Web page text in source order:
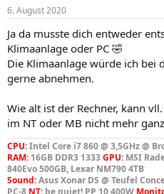
6. August 2020
Ja da musste dich entweder
Klimaanlage oder PC 🤣
Die Klimaanlage würde ich bei
gerne abnehmen.
Wie alt ist der Rechner, kann
im NT oder MB nicht mehr
CPU:Intel Core i7 860 @ 3,5GHz @
RAM: 16GB DDR3 1333GPU: MSI
840Evo 500GB, Lexar NM790 4TB
Sound:Asus Xonar DS @ Teufel
PC-8 NT: be quiet! PP 10 400W